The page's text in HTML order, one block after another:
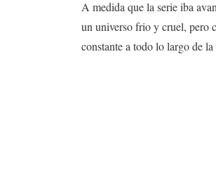
A medida que la serie iba
un universo frio y cruel, pero
constante a todo lo largo de